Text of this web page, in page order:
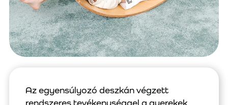
Az egyensúlyozó deszkán végzett
rendszeres tevékenységgel a gyerekek